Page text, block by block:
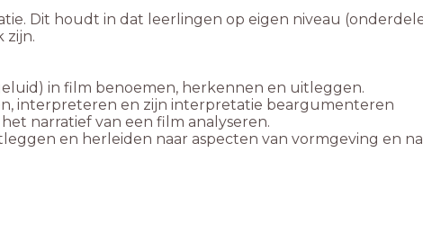
Dit houdt in dat leerlingen op eigen niveau
zijn.
in film benoemen, herkennen en uitleggen.
interpreteren en zijn interpretatie beargumenteren
narratief van een film analyseren.
en herleiden naar aspecten van vormgeving en